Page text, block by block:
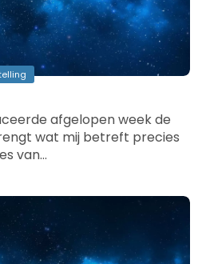
afgelopen week de
wat mij betreft precies
van…